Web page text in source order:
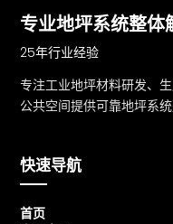
专业地坪系统整体
25年行业经验
专注工业地坪材料研发、
公共空间提供可靠地坪系统
快速导航
首页